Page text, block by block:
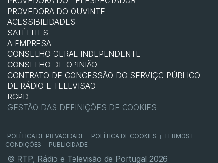
PROVEDORA DO OUVINTE
ACESSIBILIDADES
SATÉLITES
A EMPRESA
CONSELHO GERAL INDEPENDENTE
CONSELHO DE OPINIÃO
CONTRATO DE CONCESSÃO DO SERVIÇO PÚBLICO
DE RÁDIO E TELEVISÃO
RGPD
GESTÃO DAS DEFINIÇÕES DE COOKIES
POLÍTICA DE PRIVACIDADE POLÍTICA DE COOKIES
TERMOS E
CONDIÇÕES
PUBLICIDADE
© RTP, Rádio e Televisão de Portugal 2026